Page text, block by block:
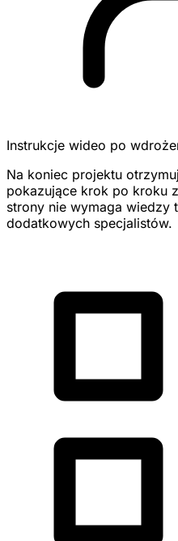
Instrukcje wideo po
Na koniec projektu
pokazujące krok po kroku
strony nie wymaga wiedzy
dodatkowych specjalistów.